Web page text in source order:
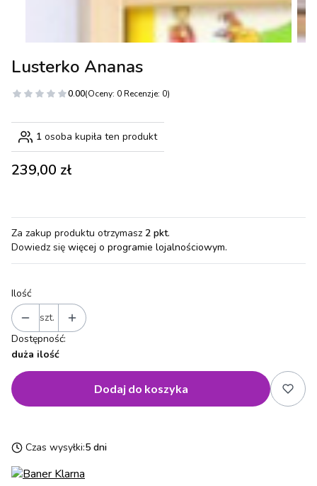
Lusterko Ananas
0.00(Oceny: 0 Recenzje: 0)
1 osoba kupiła ten produkt
Cena
239,00 zł
Za zakup produktu otrzymasz 2 pkt.
Dowiedz się więcej o programie lojalnościowym.
Ilość
szt.
Dostępność:
duża ilość
Dodaj do koszyka
Czas wysyłki:5 dni